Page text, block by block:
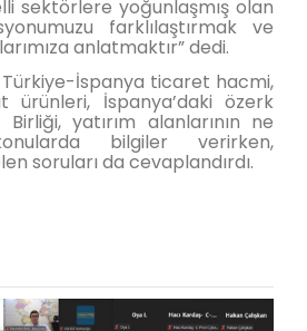
sektörlere yoğunlaşmış olan
farklılaştırmak ve
anlatmaktır” dedi.
İspanya ticaret hacmi,
İspanya’daki özerk
yatırım alanlarının ne
bilgiler verirken,
soruları da cevaplandırdı.